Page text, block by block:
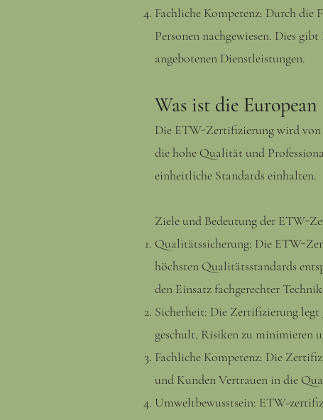
Fachliche Kompetenz: Durch
Personen nachgewiesen. Dies
angebotenen Dienstleistungen.
Was ist die
Die ETW-Zertifizierung wird
die hohe Qualität und
einheitliche Standards einhalten.
Ziele und Bedeutung der ETW-
Qualitätssicherung: Die ETW-
höchsten Qualitätsstandards
den Einsatz fachgerechter
Sicherheit: Die Zertifizierung
geschult, Risiken zu minimieren
Fachliche Kompetenz: Die
und Kunden Vertrauen in die
Umweltbewusstsein: ETW-